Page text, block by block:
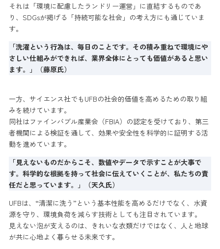
それは「環境に配慮したランドリー運営」に直結するものであ
り、SDGsが掲げる「持続可能な社会」の考え方にも通じていま
す。
「洗濯という行為は、毎日のことです。その積み重ねで環境にや
さしい仕組みができれば、業界全体にとっても価値があると思い
ます。」（藤原氏）
一方、サイエンス社でもUFBの社会的価値を高めるための取り組
みを続けています。
同社はファインバブル産業会（FBIA）の認定を受けており、第三
者機関による検証を通して、効果や安全性を科学的に証明する活
動を進めています。
「見えないものだからこそ、数値やデータで示すことが大事で
す。科学的な根拠を持って社会に伝えていくことが、私たちの責
任だと思っています。」（天久氏）
UFBは、“清潔に洗う”という基本性能を高めるだけでなく、水資
源を守り、環境負荷を減らす技術としても注目されています。
見えない泡が支えるのは、きれいな衣類だけではなく、人と地球
が共に心地よく暮らせる未来です。